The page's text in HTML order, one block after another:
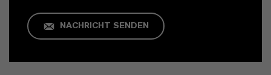
NACHRICHT SENDEN